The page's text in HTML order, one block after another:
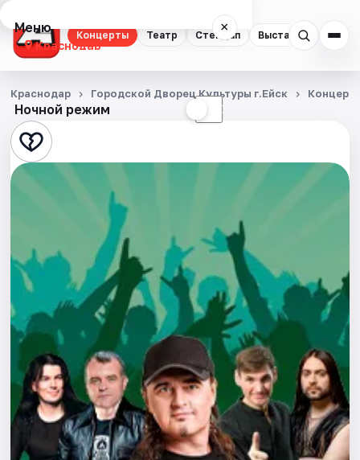
Концерты Театр Стендап Выставки
Меню ×
Краснодар
Концерты
Театр
Стендап
Выставки
Экскурсии
Спорт
События
Города
Площадки
Ночной режим ☾
Краснодар Городской Дворец Культуры г.Ейск